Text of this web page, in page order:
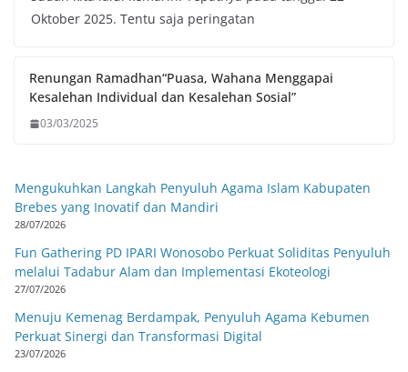
Oktober 2025. Tentu saja peringatan
Renungan Ramadhan“Puasa, Wahana Menggapai
Kesalehan Individual dan Kesalehan Sosial”
03/03/2025
Mengukuhkan Langkah Penyuluh Agama Islam Kabupaten
Brebes yang Inovatif dan Mandiri
28/07/2026
Fun Gathering PD IPARI Wonosobo Perkuat Soliditas Penyuluh
melalui Tadabur Alam dan Implementasi Ekoteologi
27/07/2026
Menuju Kemenag Berdampak, Penyuluh Agama Kebumen
Perkuat Sinergi dan Transformasi Digital
23/07/2026